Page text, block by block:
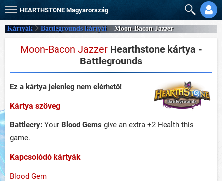
HEARTHSTONE Magyarország
Kártyák Battlegrounds kártyái Moon-Bacon Jazzer
Moon-Bacon JazzerHearthstone kártya -
Battlegrounds
Ez a kártya jelenleg nem elérhető!
Kártya szöveg
Battlecry: Your Blood Gems give an extra +2 Health this
game.
Kapcsolódó kártyák
Blood Gem